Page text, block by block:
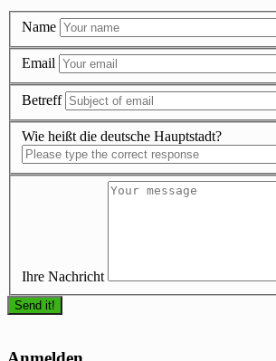
Name
Email
Betreff
Wie heißt die deutsche Hauptstadt?
Ihre Nachricht